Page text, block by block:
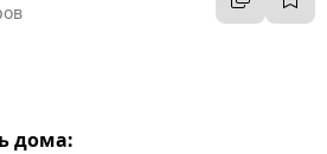
дома: